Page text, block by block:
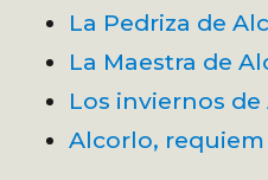
La Pedriza de
La Maestra de
Los inviernos
Alcorlo,